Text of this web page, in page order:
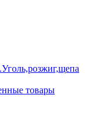
Уголь,розжиг,щепа
товары